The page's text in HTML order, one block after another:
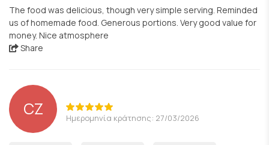
The food was delicious, though very simple serving. Reminded
us of homemade food. Generous portions. Very good value for
money. Nice atmosphere
Share
CZ Ημερομηνία κράτησης: 27/03/2026